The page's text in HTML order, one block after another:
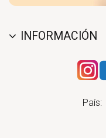
INFORMACIÓN
País: